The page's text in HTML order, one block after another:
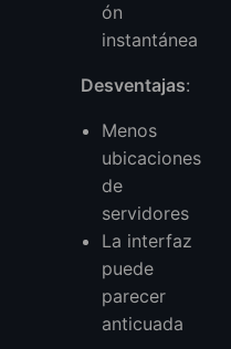
ón
instantánea
Desventajas:
Menos
ubicaciones
de
servidores
La interfaz
puede
parecer
anticuada